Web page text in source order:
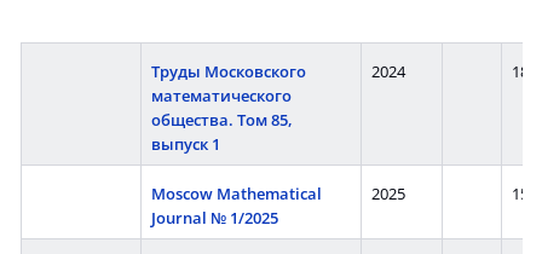
Труды Московского
математического
общества. Том 85,
выпуск 1
2024 182
Moscow Mathematical
Journal № 1/2025
2025 152